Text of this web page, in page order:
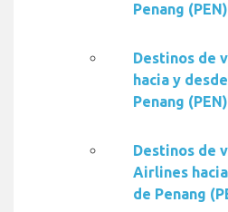
Penang (PEN)
Destinos de
hacia y
Penang (PEN)
Destinos de
Airlines
de Penang